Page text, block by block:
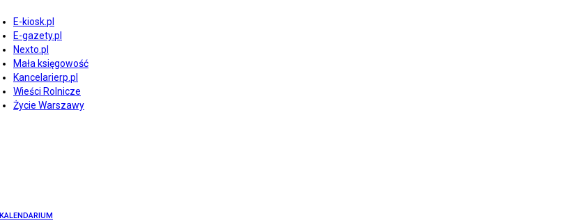
E-kiosk.pl
E-gazety.pl
Nexto.pl
Mała księgowość
Kancelarierp.pl
Wieści Rolnicze
Życie Warszawy
KALENDARIUM